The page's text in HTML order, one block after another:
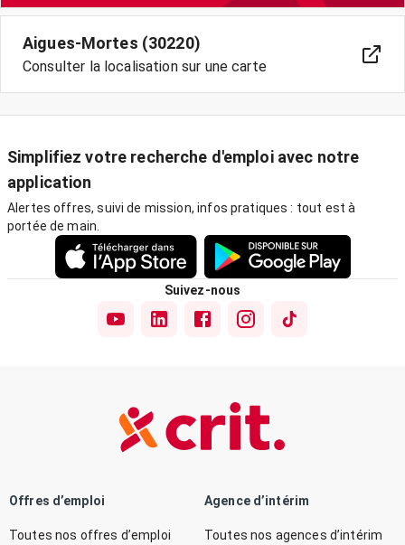
Aigues-Mortes (30220)
Consulter la localisation sur une carte
Simplifiez votre recherche d'emploi avec notre
application
Alertes offres, suivi de mission, infos pratiques : tout est à
portée de main.
Suivez-nous
Offres d’emploi
Toutes nos offres d’emploi
Agence d’intérim
Toutes nos agences d’intérim